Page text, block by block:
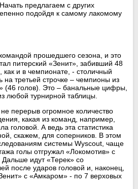
предлагаем с других
подойдя к самому лакомому
прошедшего сезона, и это
питерский «Зенит», забивший 48
как и в чемпионате, - столичный
третьей строчке – чемпионы из
(46 голов). Это – банальные цифры,
любой турнирной таблицы.
не перерыв огромное количество
какая из команд, например,
головой. А ведь эта статистика
скажем, для соперников. В этом
системы Wyscout, чаще
голы отгружал «Локомотив» с
идут «Терек» со
после ударов головой и, наконец,
с «Амкаром» - по 7 верховых